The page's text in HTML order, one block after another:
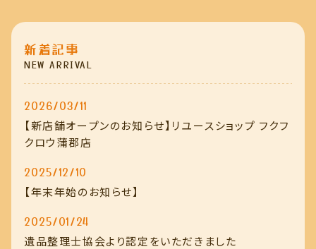
新着記事
NEW ARRIVAL
2026/03/11
【新店舗オープンのお知らせ】リユースショップ フクフ
クロウ蒲郡店
2025/12/10
【年末年始のお知らせ】
2025/01/24
遺品整理士協会より認定をいただきました